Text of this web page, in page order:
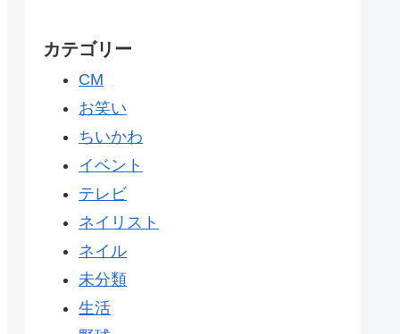
カテゴリー
CM
お笑い
ちいかわ
イベント
テレビ
ネイリスト
ネイル
未分類
生活